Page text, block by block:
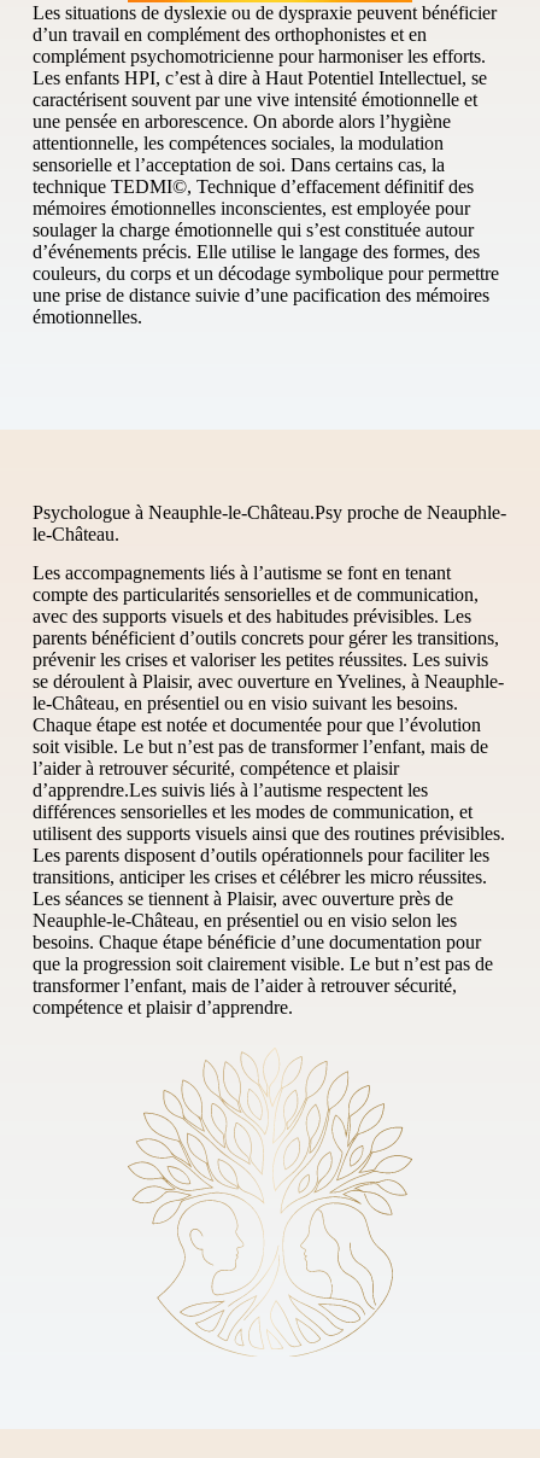
Les situations de dyslexie ou de dyspraxie peuvent bénéficier
d’un travail en complément des orthophonistes et en
complément psychomotricienne pour harmoniser les efforts.
Les enfants HPI, c’est à dire à Haut Potentiel Intellectuel, se
caractérisent souvent par une vive intensité émotionnelle et
une pensée en arborescence. On aborde alors l’hygiène
attentionnelle, les compétences sociales, la modulation
sensorielle et l’acceptation de soi. Dans certains cas, la
technique TEDMI©, Technique d’effacement définitif des
mémoires émotionnelles inconscientes, est employée pour
soulager la charge émotionnelle qui s’est constituée autour
d’événements précis. Elle utilise le langage des formes, des
couleurs, du corps et un décodage symbolique pour permettre
une prise de distance suivie d’une pacification des mémoires
émotionnelles.
Psychologue à Neauphle-le-Château.Psy proche de Neauphle-
le-Château.
Les accompagnements liés à l’autisme se font en tenant
compte des particularités sensorielles et de communication,
avec des supports visuels et des habitudes prévisibles. Les
parents bénéficient d’outils concrets pour gérer les transitions,
prévenir les crises et valoriser les petites réussites. Les suivis
se déroulent à Plaisir, avec ouverture en Yvelines, à Neauphle-
le-Château, en présentiel ou en visio suivant les besoins.
Chaque étape est notée et documentée pour que l’évolution
soit visible. Le but n’est pas de transformer l’enfant, mais de
l’aider à retrouver sécurité, compétence et plaisir
d’apprendre.Les suivis liés à l’autisme respectent les
différences sensorielles et les modes de communication, et
utilisent des supports visuels ainsi que des routines prévisibles.
Les parents disposent d’outils opérationnels pour faciliter les
transitions, anticiper les crises et célébrer les micro réussites.
Les séances se tiennent à Plaisir, avec ouverture près de
Neauphle-le-Château, en présentiel ou en visio selon les
besoins. Chaque étape bénéficie d’une documentation pour
que la progression soit clairement visible. Le but n’est pas de
transformer l’enfant, mais de l’aider à retrouver sécurité,
compétence et plaisir d’apprendre.